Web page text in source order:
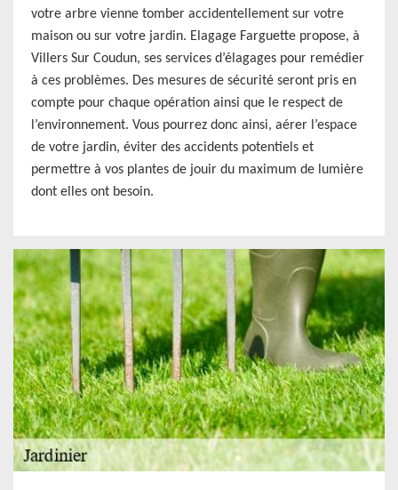
votre arbre vienne tomber accidentellement sur votre
maison ou sur votre jardin. Elagage Farguette propose, à
Villers Sur Coudun, ses services d’élagages pour remédier
à ces problèmes. Des mesures de sécurité seront pris en
compte pour chaque opération ainsi que le respect de
l’environnement. Vous pourrez donc ainsi, aérer l’espace
de votre jardin, éviter des accidents potentiels et
permettre à vos plantes de jouir du maximum de lumière
dont elles ont besoin.